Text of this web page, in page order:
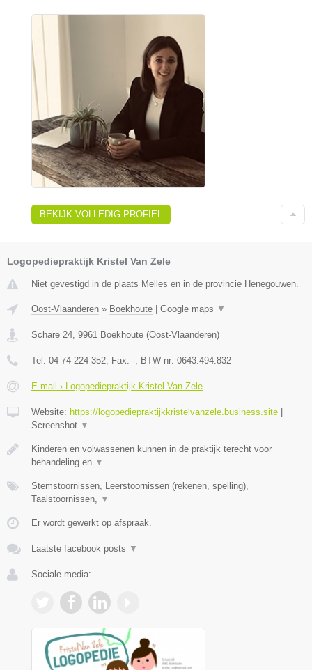
BEKIJK VOLLEDIG PROFIEL
Logopediepraktijk Kristel Van Zele
Niet gevestigd in de plaats Melles en in de provincie Henegouwen.
Oost-Vlaanderen » Boekhoute | Google maps ▼
Schare 24 9961 Boekhoute (Oost-Vlaanderen)
Tel: 04 74 224 352 , Fax: - , BTW-nr: 0643.494.832
E-mail › Logopediepraktijk Kristel Van Zele
Website: https://logopediepraktijkkristelvanzele.business.site |
Screenshot ▼
Kinderen en volwassenen kunnen in de praktijk terecht voor
behandeling en ▼
Stemstoornissen, Leerstoornissen (rekenen, spelling),
Taalstoornissen,
▼
Er wordt gewerkt op afspraak.
Laatste facebook posts ▼
Sociale media: